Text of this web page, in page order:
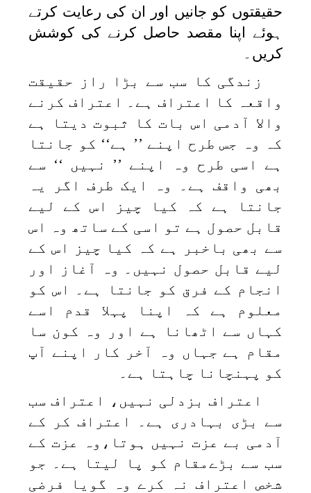
حقیقتوں کو جانیں اور ان کی رعایت کرتے
ہوئے اپنا مقصد حاصل کرنے کی کوشش
کریں۔
زندگی کا سب سے بڑا راز حقیقت
واقعہ کا اعتراف ہے۔ اعتراف کرنے
والا آدمی اس بات کا ثبوت دیتا ہے
کہ وہ جس طرح اپنے ’’ ہے‘‘ کو جانتا
ہے اسی طرح وہ اپنے ’’ نہیں ‘‘ سے
بھی واقف ہے۔ وہ ایک طرف اگر یہ
جانتا ہے کہ کیا چیز اس کے لیے
قابل حصول ہے تو اسی کے ساتھ وہ اس
سے بھی باخبر ہے کہ کیا چیز اس کے
لیے قابل حصول نہیں۔ وہ آغاز اور
انجام کے فرق کو جانتا ہے۔ اس کو
معلوم ہے کہ اپنا پہلا قدم اسے
کہاں سے اٹھانا ہے اور وہ کون سا
مقام ہے جہاں وہ آخر کار اپنے آپ
کو پہنچانا چاہتا ہے۔
اعتراف بزدلی نہیں، اعتراف سب
سے بڑی بہادری ہے۔ اعتراف کر کے
آدمی بے عزت نہیں ہوتا،وہ عزت کے
سب سے بڑےمقام کو پا لیتا ہے۔ جو
شخص اعتراف نہ کرے وہ گویا فرضی